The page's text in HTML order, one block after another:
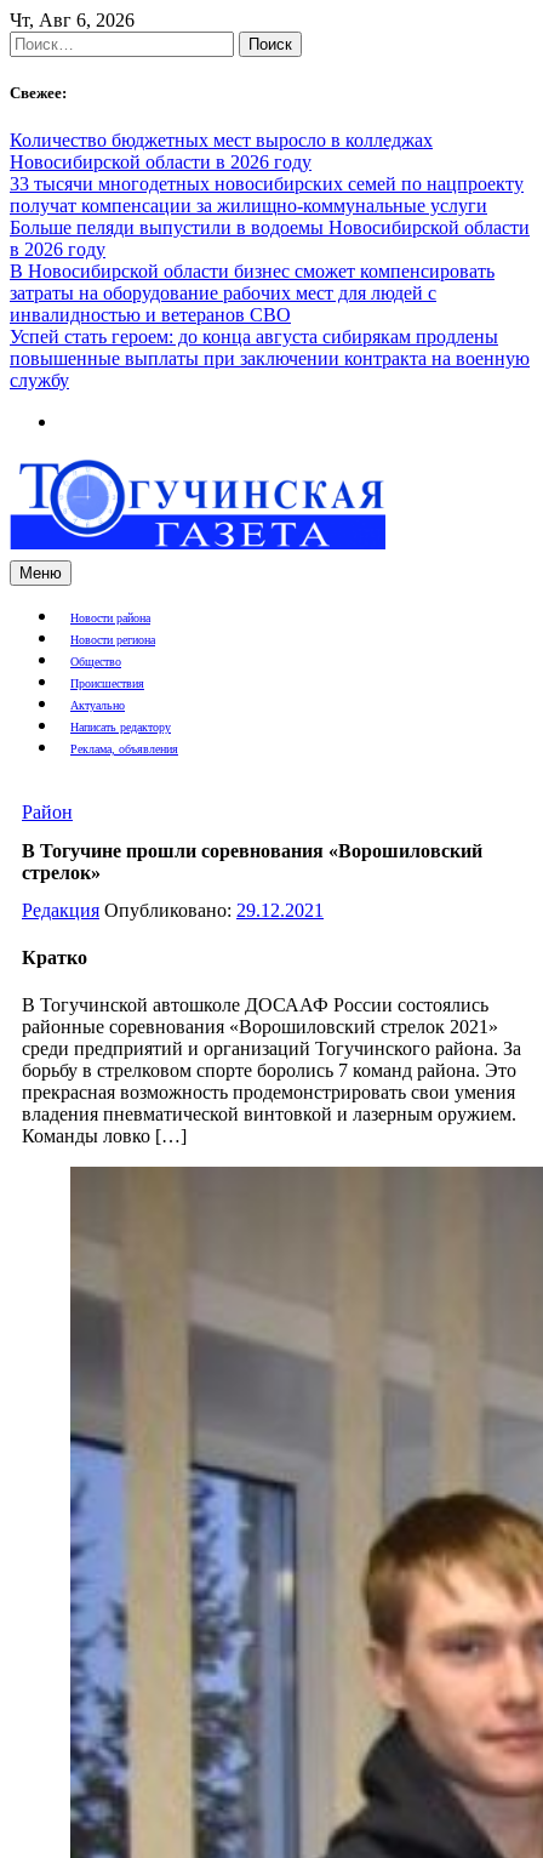
Skip
to
content
Чт, Авг 6, 2026
Найти:
Свежее:
Количество бюджетных мест выросло в колледжах
Новосибирской области в 2026 году
33 тысячи многодетных новосибирских семей по нацпроекту
получат компенсации за жилищно-коммунальные услуги
Больше пеляди выпустили в водоемы Новосибирской области
в 2026 году
В Новосибирской области бизнес сможет компенсировать
затраты на оборудование рабочих мест для людей с
инвалидностью и ветеранов СВО
Успей стать героем: до конца августа сибирякам продлены
повышенные выплаты при заключении контракта на военную
службу
Меню
Новости района
Новости региона
Общество
Происшествия
Актуально
Написать редактору
Реклама, объявления
Район
В Тогучине прошли соревнования «Ворошиловский
стрелок»
Редакция Опубликовано: 29.12.2021
Кратко
В Тогучинской автошколе ДОСААФ России состоялись
районные соревнования «Ворошиловский стрелок 2021»
среди предприятий и организаций Тогучинского района. За
борьбу в стрелковом спорте боролись 7 команд района. Это
прекрасная возможность продемонстрировать свои умения
владения пневматической винтовкой и лазерным оружием.
Команды ловко […]